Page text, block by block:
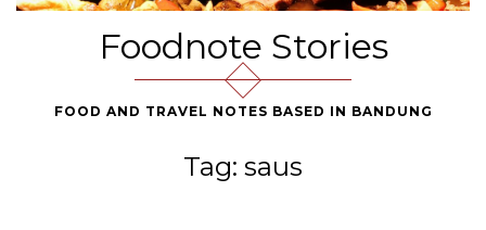
Foodnote Stories
FOOD AND TRAVEL NOTES BASED IN BANDUNG
Tag: saus